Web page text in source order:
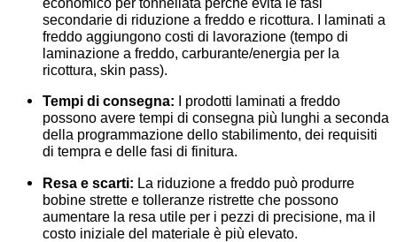
secondarie di riduzione a freddo e ricottura. I laminati a
freddo aggiungono costi di lavorazione (tempo di
laminazione a freddo, carburante/energia per la
ricottura, skin pass).
Tempi di consegna: I prodotti laminati a freddo
possono avere tempi di consegna più lunghi a seconda
della programmazione dello stabilimento, dei requisiti
di tempra e delle fasi di finitura.
Resa e scarti: La riduzione a freddo può produrre
bobine strette e tolleranze ristrette che possono
aumentare la resa utile per i pezzi di precisione, ma il
costo iniziale del materiale è più elevato.